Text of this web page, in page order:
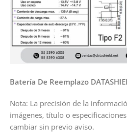
Batería De Reemplazo
Nota: La precisión de la
imágenes, título o
cambiar sin previo aviso.